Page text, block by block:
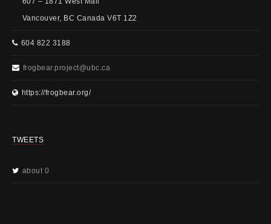
Vancouver, BC Canada V6T 1Z2
604 822 3188
frogbear.project@ubc.ca
https://frogbear.org/
TWEETS
about 0